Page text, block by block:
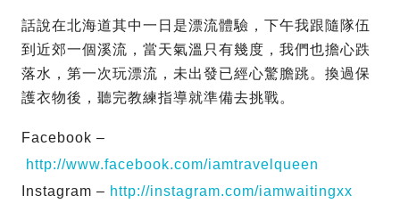
話說在北海道其中一日是漂流體驗，下午我跟隨隊伍
到近郊一個溪流，當天氣溫只有幾度，我們也擔心跌
落水，第一次玩漂流，未出發已經心驚膽跳。換過保
護衣物後，聽完教練指導就準備去挑戰。
Facebook –
http://www.facebook.com/iamtravelqueen
Instagram – http://instagram.com/iamwaitingxx